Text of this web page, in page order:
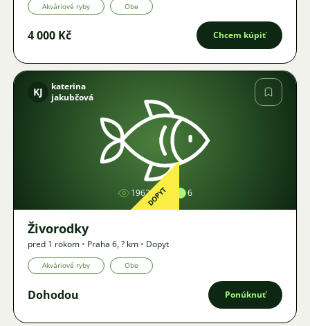
Akváriové ryby Obe
4 000 Kč Chcem kúpiť
Obrázok
KJ
katerina
jakubčová
1962 6
DOPYT
Živorodky
pred 1 rokom • Praha 6,? km • Dopyt
Akváriové ryby Obe
Dohodou Ponúknuť